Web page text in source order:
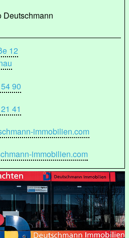
Deutschmann
12
90
41
immobilien.com
immobilien.com